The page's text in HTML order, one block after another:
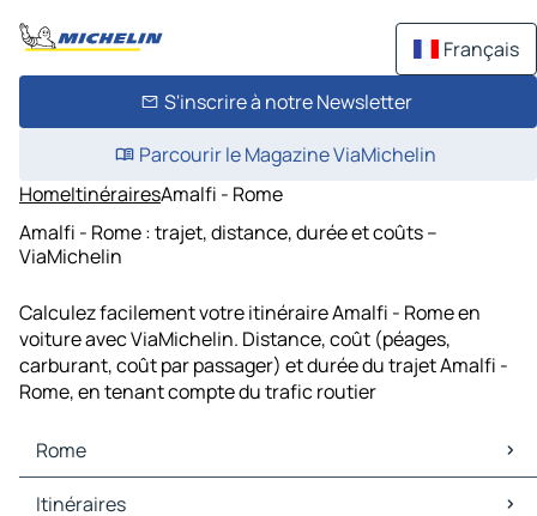
Français
S'inscrire à notre Newsletter
Parcourir le Magazine ViaMichelin
HomeItinérairesAmalfi - Rome
Amalfi - Rome : trajet, distance, durée et coûts –
ViaMichelin
Calculez facilement votre itinéraire Amalfi - Rome en
voiture avec ViaMichelin. Distance, coût (péages,
carburant, coût par passager) et durée du trajet Amalfi -
Rome, en tenant compte du trafic routier
Rome
Rome Cartes et plans
Itinéraires